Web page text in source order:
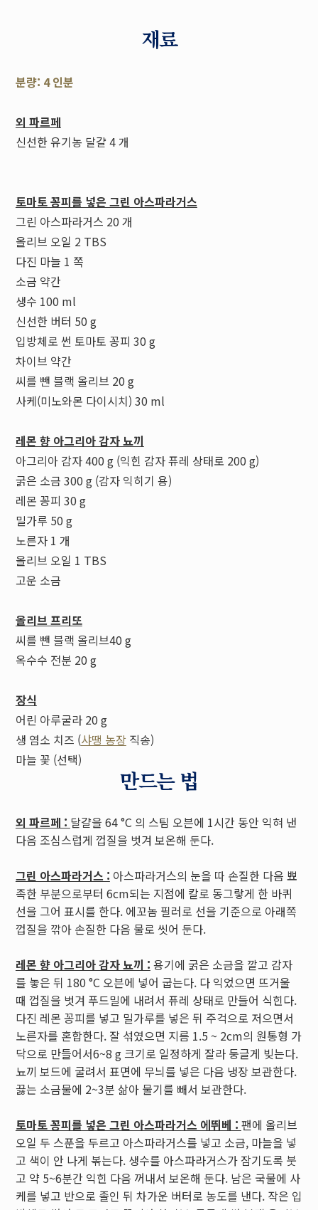
재료
분량: 4 인분
외 파르페
신선한 유기농 달걀 4 개
토마토 꽁피를 넣은 그린 아스파라거스
그린 아스파라거스 20 개
올리브 오일 2 TBS
다진 마늘 1 쪽
소금 약간
생수 100 ml
신선한 버터 50 g
입방체로 썬 토마토 꽁피 30 g
차이브 약간
씨를 뺀 블랙 올리브 20 g
사케(미노와몬 다이시치) 30 ml
레몬 향 아그리아 감자 뇨끼
아그리아 감자 400 g (익힌 감자 퓨레 상태로 200 g)
굵은 소금 300 g (감자 익히기 용)
레몬 꽁피 30 g
밀가루 50 g
노른자 1 개
올리브 오일 1 TBS
고운 소금
올리브 프리또
씨를 뺀 블랙 올리브40 g
옥수수 전분 20 g
장식
어린 아루굴라 20 g
생 염소 치즈 (샤땡 농장직송)
마늘 꽃 (선택)
만드는 법
외 파르페 : 달걀을 64 °C 의 스팀 오븐에 1시간 동안 익혀 낸
다음 조심스럽게 껍질을 벗겨 보온해 둔다.
그린 아스파라거스 : 아스파라거스의 눈을 따 손질한 다음 뾰
족한 부분으로부터 6cm되는 지점에 칼로 동그랗게 한 바퀴
선을 그어 표시를 한다. 에꼬놈 필러로 선을 기준으로 아래쪽
껍질을 깎아 손질한 다음 물로 씻어 둔다.
레몬 향 아그리아 감자 뇨끼 : 용기에 굵은 소금을 깔고 감자
를 놓은 뒤 180 °C 오븐에 넣어 굽는다. 다 익었으면 뜨거울
때 껍질을 벗겨 푸드밀에 내려서 퓨레 상태로 만들어 식힌다.
다진 레몬 꽁피를 넣고 밀가루를 넣은 뒤 주걱으로 저으면서
노른자를 혼합한다. 잘 섞였으면 지름 1.5 ~ 2cm의 원통형 가
닥으로 만들어서6~8 g 크기로 일정하게 잘라 둥글게 빚는다.
뇨끼 보드에 굴려서 표면에 무늬를 넣은 다음 냉장 보관한다.
끓는 소금물에 2~3분 삶아 물기를 빼서 보관한다.
토마토 꽁피를 넣은 그린 아스파라거스 에뛰베 : 팬에 올리브
오일 두 스푼을 두르고 아스파라거스를 넣고 소금, 마늘을 넣
고 색이 안 나게 볶는다. 생수를 아스파라거스가 잠기도록 붓
고 약 5~6분간 익힌 다음 꺼내서 보온해 둔다. 남은 국물에 사
케를 넣고 반으로 졸인 뒤 차가운 버터로 농도를 낸다. 작은 입